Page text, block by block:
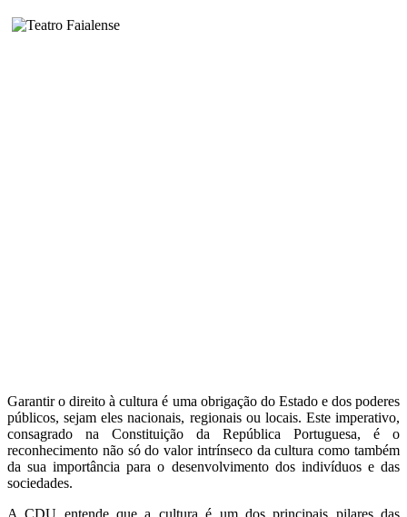
Garantir o direito à cultura é uma obrigação do Estado e dos poderes
públicos, sejam eles nacionais, regionais ou locais. Este imperativo,
consagrado na Constituição da República Portuguesa, é o
reconhecimento não só do valor intrínseco da cultura como também
da sua importância para o desenvolvimento dos indivíduos e das
sociedades.